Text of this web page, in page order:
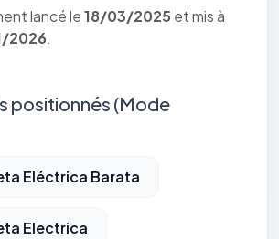
lancé le18/03/2025 et mis à
2026.
positionnés (Mode
Eléctrica Barata
Electrica